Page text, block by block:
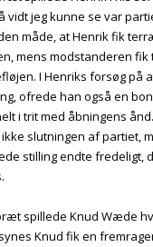
vidt jeg kunne se var
måde, at Henrik fik
mens modstanderen
I Henriks forsøg på
ofrede han også en
i trit med åbningens ånd.
slutningen af partiet,
stilling endte fredeligt,
spillede Knud Wæde
Knud fik en